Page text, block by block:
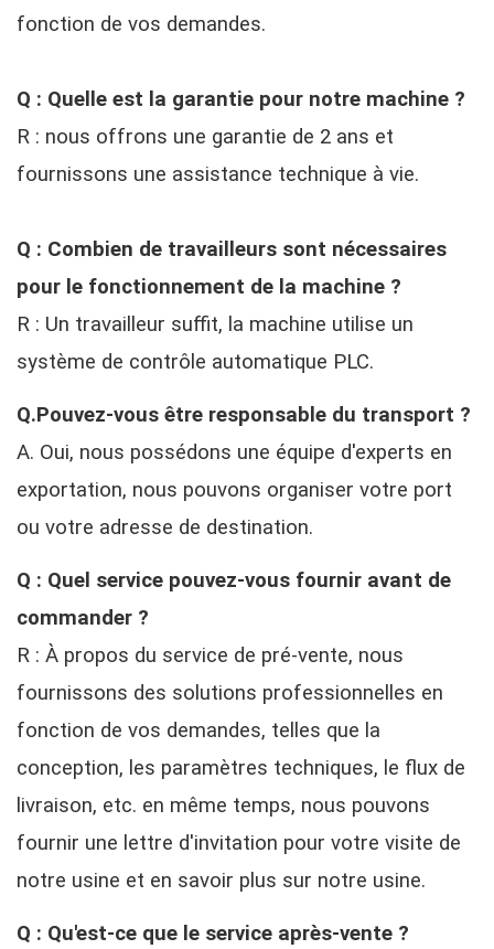
fonction de vos demandes.
Q : Quelle est la garantie pour notre machine ?
R : nous offrons une garantie de 2 ans et
fournissons une assistance technique à vie.
Q : Combien de travailleurs sont nécessaires
pour le fonctionnement de la machine ?
R : Un travailleur suffit, la machine utilise un
système de contrôle automatique PLC.
Q.Pouvez-vous être responsable du transport ?
A. Oui, nous possédons une équipe d'experts en
exportation, nous pouvons organiser votre port
ou votre adresse de destination.
Q : Quel service pouvez-vous fournir avant de
commander ?
R : À propos du service de pré-vente, nous
fournissons des solutions professionnelles en
fonction de vos demandes, telles que la
conception, les paramètres techniques, le flux de
livraison, etc. en même temps, nous pouvons
fournir une lettre d'invitation pour votre visite de
notre usine et en savoir plus sur notre usine.
Q : Qu'est-ce que le service après-vente ?